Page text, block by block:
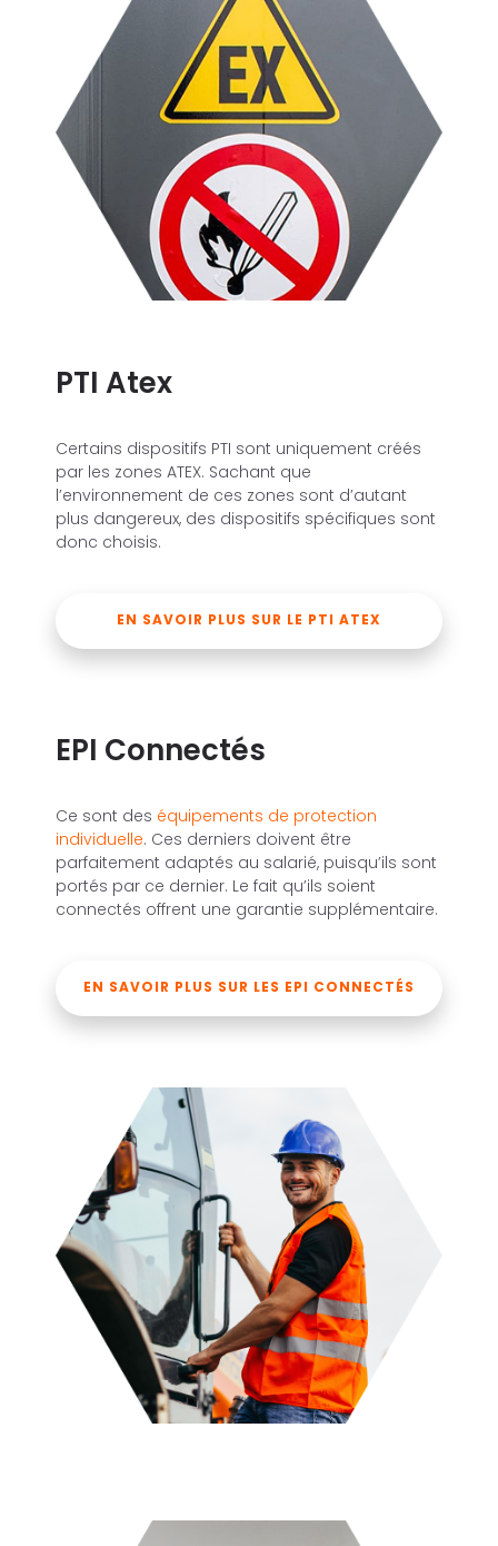
PTI Atex
Certains dispositifs PTI sont uniquement créés
par les zones ATEX. Sachant que
l’environnement de ces zones sont d’autant
plus dangereux, des dispositifs spécifiques sont
donc choisis.
EN SAVOIR PLUS SUR LE PTI ATEX
EPI Connectés
Ce sont des équipements de protection
individuelle. Ces derniers doivent être
parfaitement adaptés au salarié, puisqu’ils sont
portés par ce dernier. Le fait qu’ils soient
connectés offrent une garantie supplémentaire.
EN SAVOIR PLUS SUR LES EPI CONNECTÉS